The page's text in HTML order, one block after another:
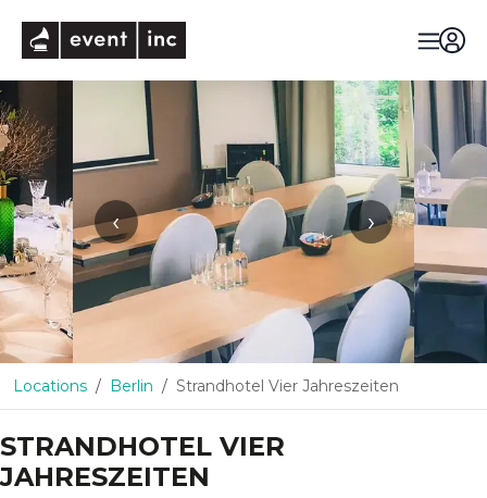
‹ ›
Locations Berlin Strandhotel Vier Jahreszeiten
STRANDHOTEL VIER
JAHRESZEITEN